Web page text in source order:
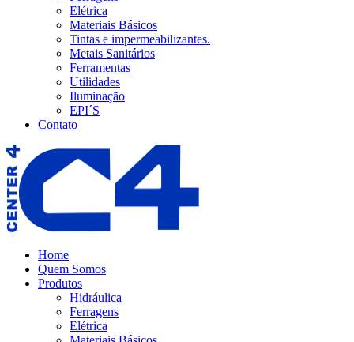
Elétrica
Materiais Básicos
Tintas e impermeabilizantes.
Metais Sanitários
Ferramentas
Utilidades
Iluminação
EPI´S
Contato
Home
Quem Somos
Produtos
Hidráulica
Ferragens
Elétrica